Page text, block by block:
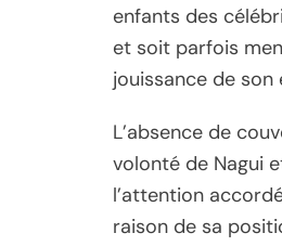
enfants des
et soit parfois
jouissance de son
L’absence de
volonté de Nagui
l’attention
raison de sa